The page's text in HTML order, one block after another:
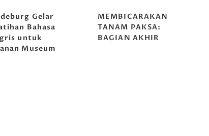
Gelar
Bahasa
untuk
Museum
MEMBICARAKAN
TANAM PAKSA:
BAGIAN AKHIR